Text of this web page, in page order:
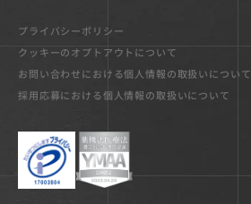
プライバシーポリシー
クッキーのオプトアウトについて
お問い合わせにおける個人情報の取扱いについて
採用応募における個人情報の取扱いについて